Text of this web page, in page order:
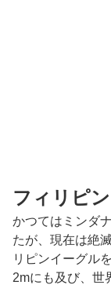
フィリピ
かつてはミンダ
たが、現在は絶
リピンイーグル
2mにも及び、世